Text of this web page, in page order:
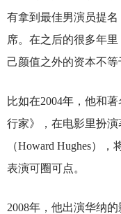
有拿到最佳男演员提
席。在之后的很多年
己颜值之外的资本不等
比如在2004年，他和
行家》，在电影里扮
（Howard Hughes）
表演可圈可点。
2008年，他出演华纳